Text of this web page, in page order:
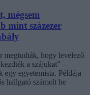
mégsem
mint százezer
megtudták, hogy levelező
a szájukat” –
egy egyetemista. Példája
hallgató számolt be